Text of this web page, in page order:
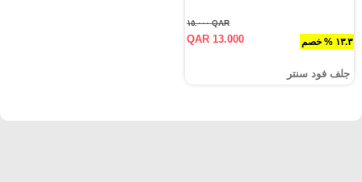
١٣.٣ % خصم
QAR ١٥.٠٠٠
QAR 13.000
جلف فود سنتر